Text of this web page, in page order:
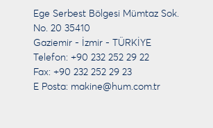
Ege Serbest Bölgesi Mümtaz Sok.
No. 20 35410
Gaziemir - İzmir - TÜRKİYE
Telefon: +90 232 252 29 22
Fax: +90 232 252 29 23
E Posta: makine@hum.com.tr